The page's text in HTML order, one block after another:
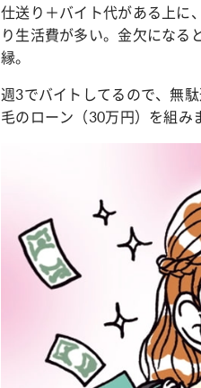
仕送り＋バイト代がある上に
り生活費が多い。金欠になる
縁。
週3でバイトしてるので、無
毛のローン（30万円）を組み